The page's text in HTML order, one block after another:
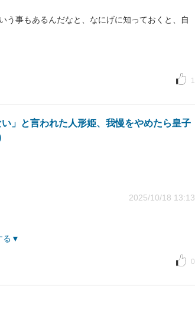
う事もあるんだなと、なにげに知っておくと、自
1
」と言われた人形姫、我慢をやめたら皇子
2025/10/18 13:13
る
0